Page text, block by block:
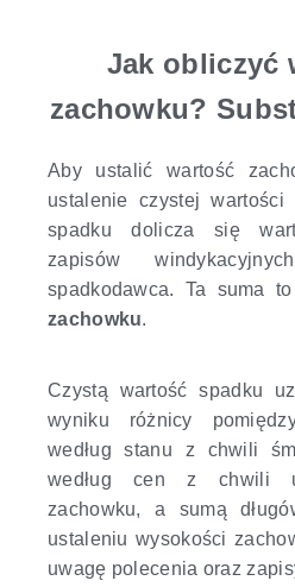
Jak obliczyć
zachowku?
Aby ustalić wartość
ustalenie czystej
spadku dolicza się
zapisów
spadkodawca. Ta suma
zachowku.
Czystą wartość spadku
wyniku różnicy
według stanu z chwili
według cen z chwili
zachowku, a sumą
ustaleniu wysokości
uwagę polecenia oraz